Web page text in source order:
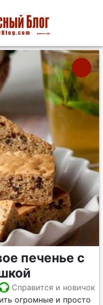
печенье с
Справится и новичок
огромные и просто